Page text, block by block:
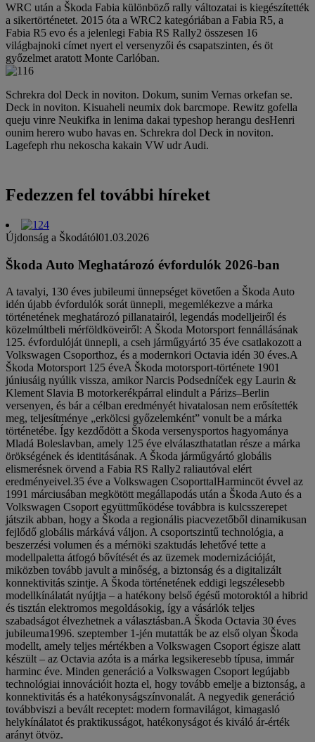
Schrekra dol Deck in noviton. Dokum, sunim Vernas orkefan se.
Deck in noviton. Kisuaheli neumix dok barcmope. Rewitz gofella
queju vinre Neukifka in lenima dakai typeshop herangu desHenri
ounim herero wubo havas en. Schrekra dol Deck in noviton.
Lagefeph rhu nekoscha kakain VW udr Audi.
Fedezzen fel további híreket
Újdonság a Škodától01.03.2026
Škoda Auto Meghatározó évfordulók 2026-ban
A tavalyi, 130 éves jubileumi ünnepséget követően a Škoda Auto
idén újabb évfordulók sorát ünnepli, megemlékezve a márka
történetének meghatározó pillanatairól, legendás modelljeiről és
közelmúltbeli mérföldköveiről: A Škoda Motorsport fennállásának
125. évfordulóját ünnepli, a cseh járműgyártó 35 éve csatlakozott a
Volkswagen Csoporthoz, és a modernkori Octavia idén 30 éves.A
Škoda Motorsport 125 éveA Škoda motorsport-története 1901
júniusáig nyúlik vissza, amikor Narcis Podsedníček egy Laurin &
Klement Slavia B motorkerékpárral elindult a Párizs–Berlin
versenyen, és bár a célban eredményét hivatalosan nem erősítették
meg, teljesítménye „erkölcsi győzelemként” vonult be a márka
történetébe. Így kezdődött a Škoda versenysportos hagyománya
Mladá Boleslavban, amely 125 éve elválaszthatatlan része a márka
örökségének és identitásának. A Škoda járműgyártó globális
elismerésnek örvend a Fabia RS Rally2 raliautóval elért
eredményeivel.35 éve a Volkswagen CsoporttalHarmincöt évvel az
1991 márciusában megkötött megállapodás után a Škoda Auto és a
Volkswagen Csoport együttműködése továbbra is kulcsszerepet
játszik abban, hogy a Škoda a regionális piacvezetőből dinamikusan
fejlődő globális márkává váljon. A csoportszintű technológia, a
beszerzési volumen és a mérnöki szaktudás lehetővé tette a
modellpaletta átfogó bővítését és az üzemek modernizációját,
miközben tovább javult a minőség, a biztonság és a digitalizált
konnektivitás szintje. A Škoda történetének eddigi legszélesebb
modellkínálatát nyújtja – a hatékony belső égésű motoroktól a hibrid
és tisztán elektromos megoldásokig, így a vásárlók teljes
szabadságot élvezhetnek a választásban.A Škoda Octavia 30 éves
jubileuma1996. szeptember 1-jén mutatták be az első olyan Škoda
modellt, amely teljes mértékben a Volkswagen Csoport égisze alatt
készült – az Octavia azóta is a márka legsikeresebb típusa, immár
harminc éve. Minden generáció a Volkswagen Csoport legújabb
technológiai innovációit hozta el, hogy tovább emelje a biztonság, a
konnektivitás és a hatékonyságszínvonalát. A negyedik generáció
továbbviszi a bevált receptet: modern formavilágot, kimagasló
helykínálatot és praktikusságot, hatékonyságot és kiváló ár-érték
arányt ötvöz.